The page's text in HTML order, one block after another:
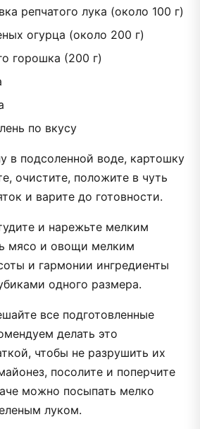
репчатого лука (около 100 г)
огурца (около 200 г)
горошка (200 г)
по вкусу
в подсоленной воде, картошку
очистите, положите в чуть
и варите до готовности.
и нарежьте мелким
мясо и овощи мелким
и гармонии ингредиенты
одного размера.
все подготовленные
делать это
чтобы не разрушить их
посолите и поперчите
можно посыпать мелко
луком.